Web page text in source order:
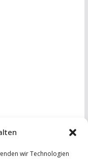
wir Technologien